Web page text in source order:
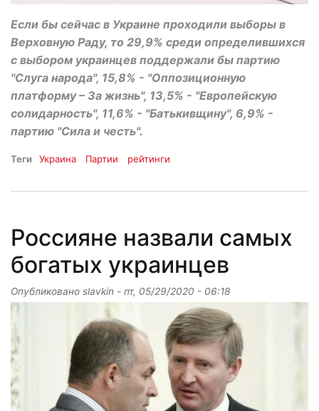
Если бы сейчас в Украине проходили выборы в
Верховную Раду, то 29,9% среди определившихся
с выбором украинцев поддержали бы партию
"Слуга народа", 15,8% - "Оппозиционную
платформу – За жизнь", 13,5% - "Европейскую
солидарность", 11,6% - "Батькивщину", 6,9% -
партию "Сила и честь".
Теги Украина Партии рейтинги
Россияне назвали самых
богатых украинцев
Опубликовано slavkin - пт, 05/29/2020 - 06:18